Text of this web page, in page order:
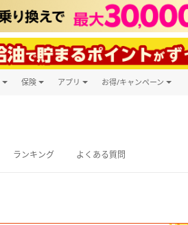
保険 アプリ お得/キャンペーン
ランキング よくある質問